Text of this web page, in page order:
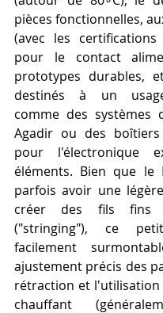
pièces fonctionnelles,
(avec les certifications
pour le contact
prototypes durables,
destinés à un
comme des systèmes
Agadir ou des
pour l'électronique
éléments. Bien que le
parfois avoir une
créer des fils fins
("stringing"), ce
facilement
ajustement précis des
rétraction et l'utilisation
chauffant